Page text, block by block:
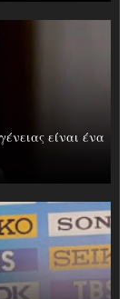
είναι ένα